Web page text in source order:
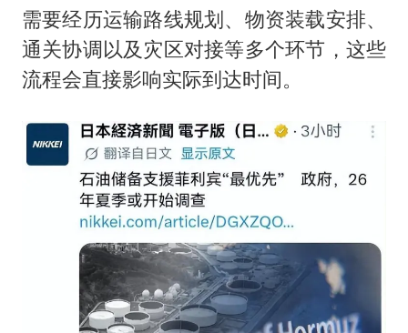
需要经历运输路线规划、物资装载安排、
通关协调以及灾区对接等多个环节，这些
流程会直接影响实际到达时间。